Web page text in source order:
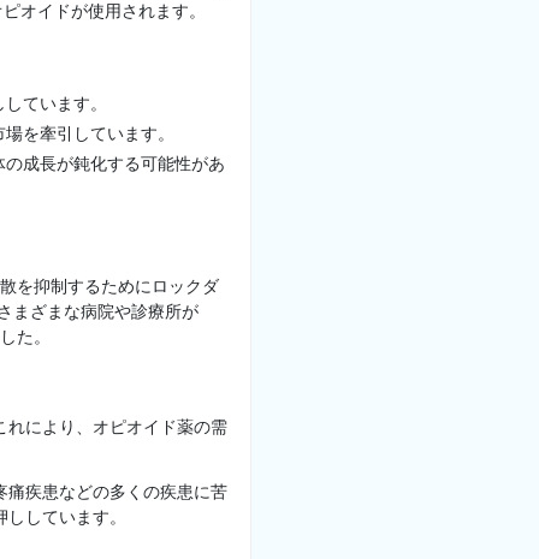
オイドが使用されます。
ています。
を牽引しています。
成長が鈍化する可能性があ
を抑制するためにロックダ
まざまな病院や診療所が
た。
れにより、オピオイド薬の需
痛疾患などの多くの疾患に苦
しています。